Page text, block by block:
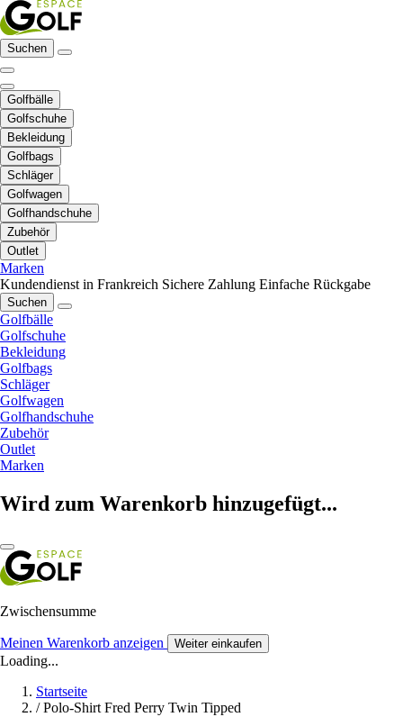
Suchen
Golfbälle
Golfschuhe
Bekleidung
Golfbags
Schläger
Golfwagen
Golfhandschuhe
Zubehör
Outlet
Marken
Kundendienst in Frankreich Sichere Zahlung Einfache Rückgabe
Suchen
Golfbälle
Golfschuhe
Bekleidung
Golfbags
Schläger
Golfwagen
Golfhandschuhe
Zubehör
Outlet
Marken
Wird zum Warenkorb hinzugefügt...
Zwischensumme
Meinen Warenkorb anzeigen Weiter einkaufen
Loading...
Startseite
/ Polo-Shirt Fred Perry Twin Tipped